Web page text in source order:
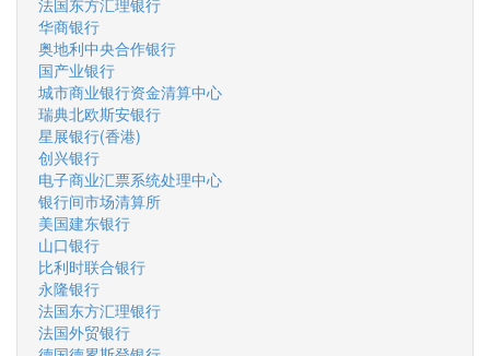
法国东方汇理银行
华商银行
奥地利中央合作银行
国产业银行
城市商业银行资金清算中心
瑞典北欧斯安银行
星展银行(香港)
创兴银行
电子商业汇票系统处理中心
银行间市场清算所
美国建东银行
山口银行
比利时联合银行
永隆银行
法国东方汇理银行
法国外贸银行